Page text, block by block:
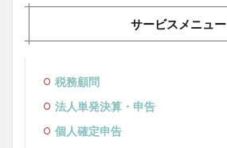
サービスメニュー
税務顧問
法人単発決算・申告
個人確定申告